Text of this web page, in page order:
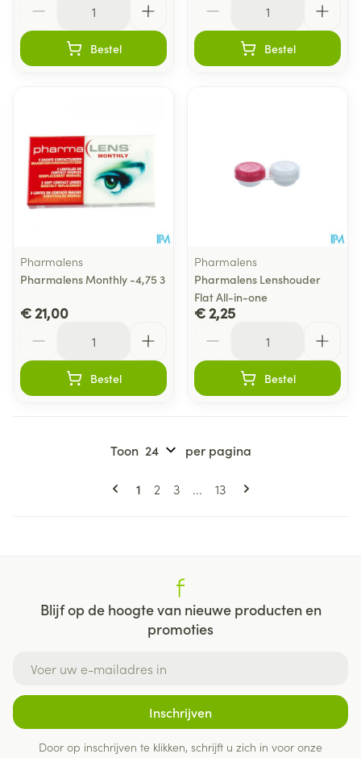
Bestel Bestel
Pharmalens
Pharmalens Monthly -4,75 3
€ 21,00
Bestel
Pharmalens
Pharmalens Lenshouder
Flat All-in-one
€ 2,25
Bestel
Pagina's
U lees momenteel pagina
1 Pagina
2 Pagina
3 ... Pagina
13
Toon per pagina
Blijf op de hoogte van nieuwe producten en
promoties
Inschrijven
Door op inschrijven te klikken, schrijft u zich in voor onze